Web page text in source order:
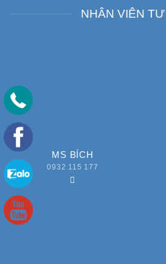
NHÂN VIÊN
MS BÍCH
0932 115 177